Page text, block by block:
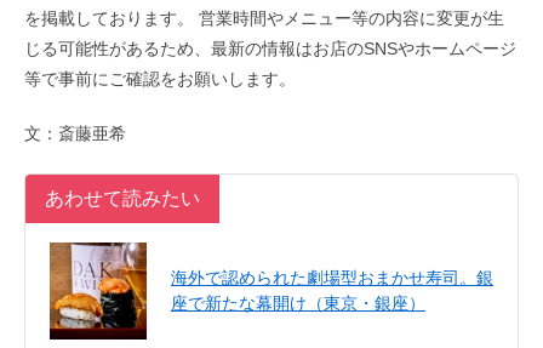
を掲載しております。 営業時間やメニュー等の内容に変更が生
じる可能性があるため、最新の情報はお店のSNSやホームページ
等で事前にご確認をお願いします。
文：斎藤亜希
あわせて読みたい
海外で認められた劇場型おまかせ寿司。銀
座で新たな幕開け（東京・銀座）